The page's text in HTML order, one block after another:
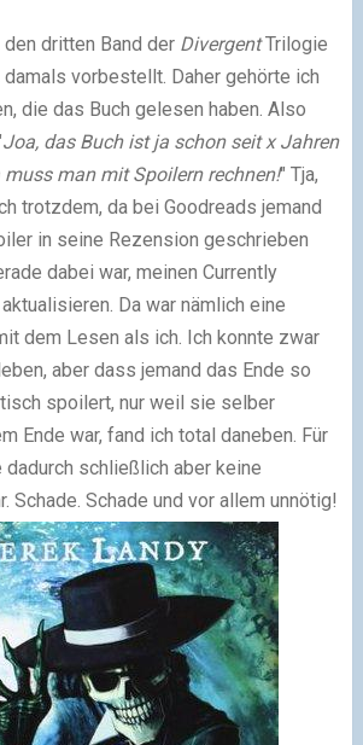
den dritten Band der DivergentTrilogie
damals vorbestellt. Daher gehörte ich
die das Buch gelesen haben. Also
Joa, das Buch ist ja schon seit x Jahren
man mit Spoilern rechnen!" Tja,
trotzdem, da bei Goodreads jemand
in seine Rezension geschrieben
dabei war, meinen Currently
Da war nämlich eine
dem Lesen als ich. Ich konnte zwar
aber dass jemand das Ende so
spoilert, nur weil sie selber
Ende war, fand ich total daneben. Für
dadurch schließlich aber keine
Schade. Schade und vor allem unnötig!